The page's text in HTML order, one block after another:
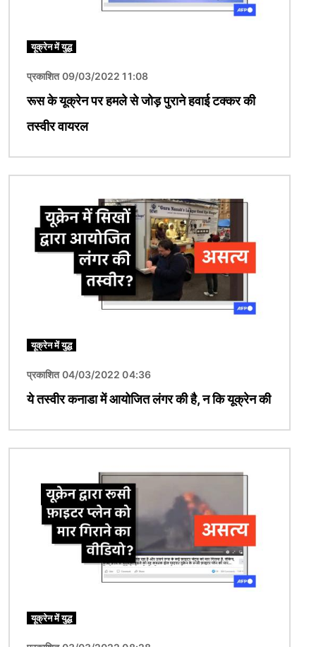
यूक्रेन में युद्ध
प्रकाशित 09/03/2022 11:08
रूस के यूक्रेन पर हमले से जोड़ पुराने हवाई टक्कर की
तस्वीर वायरल
यूक्रेन में युद्ध
प्रकाशित 04/03/2022 04:36
ये तस्वीर कनाडा में आयोजित लंगर की है, न कि यूक्रेन की
यूक्रेन में युद्ध